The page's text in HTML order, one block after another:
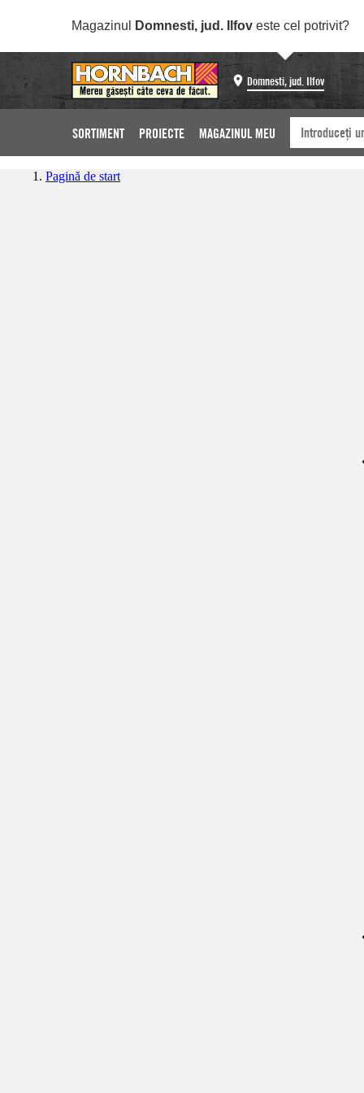
Magazinul Domnesti, jud. Ilfov este cel potrivit?
Domnesti, jud. Ilfov
SORTIMENT PROIECTE MAGAZINUL MEU
Pagină de start